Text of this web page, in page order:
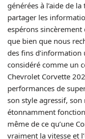
générées à l’aide de
partager les
espérons
que bien que nous
des fins
considéré comme un
Chevrolet Corvette
performances de
son style agressif,
étonnamment
même de ce qu’une
vraiment la vitesse et